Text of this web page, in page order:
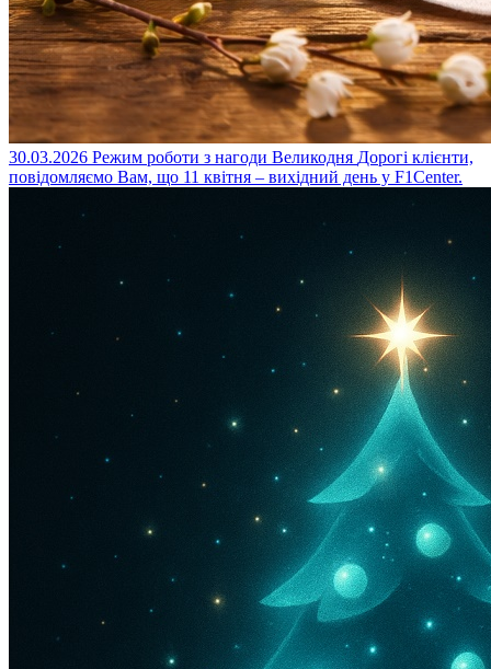
30.03.2026 Режим роботи з нагоди Великодня Дорогі клієнти,
повідомляємо Вам, що 11 квітня – вихідний день у F1Center.